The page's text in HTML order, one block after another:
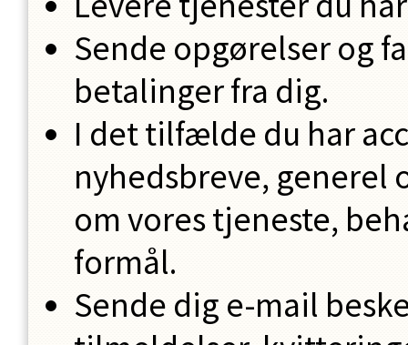
Sende opgørelser og
betalinger fra dig.
I det tilfælde du har
nyhedsbreve,
om vores tjeneste,
formål.
Sende dig e-mail